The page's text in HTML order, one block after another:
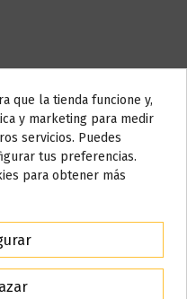
Do not show again.
unos días
estos días.
que la tienda funcione y,
y marketing para medir
servicios. Puedes
tus preferencias.
para obtener más